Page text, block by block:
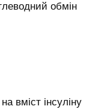
обмін
вміст інсуліну